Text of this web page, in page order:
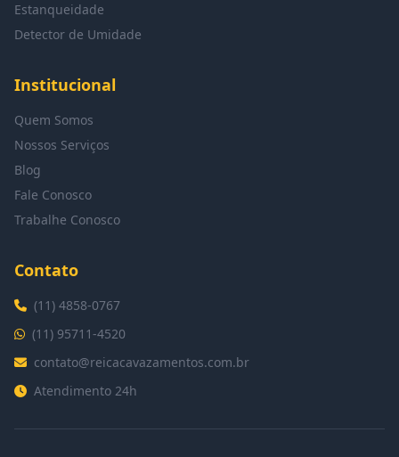
Estanqueidade
Detector de Umidade
Institucional
Quem Somos
Nossos Serviços
Blog
Fale Conosco
Trabalhe Conosco
Contato
(11) 4858-0767
(11) 95711-4520
contato@reicacavazamentos.com.br
Atendimento 24h